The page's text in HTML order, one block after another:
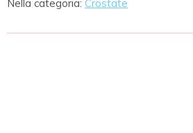
Nella categoria: Crostate